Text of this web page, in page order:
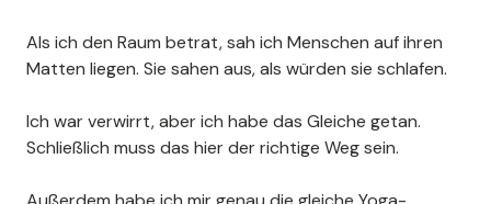
Als ich den Raum betrat, sah ich Menschen auf ihren
Matten liegen. Sie sahen aus, als würden sie schlafen.
Ich war verwirrt, aber ich habe das Gleiche getan.
Schließlich muss das hier der richtige Weg sein.